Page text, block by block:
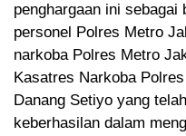
penghargaan ini
personel Polres Metro
narkoba Polres Metro
Kasatres Narkoba
Danang Setiyo yang
keberhasilan dalam